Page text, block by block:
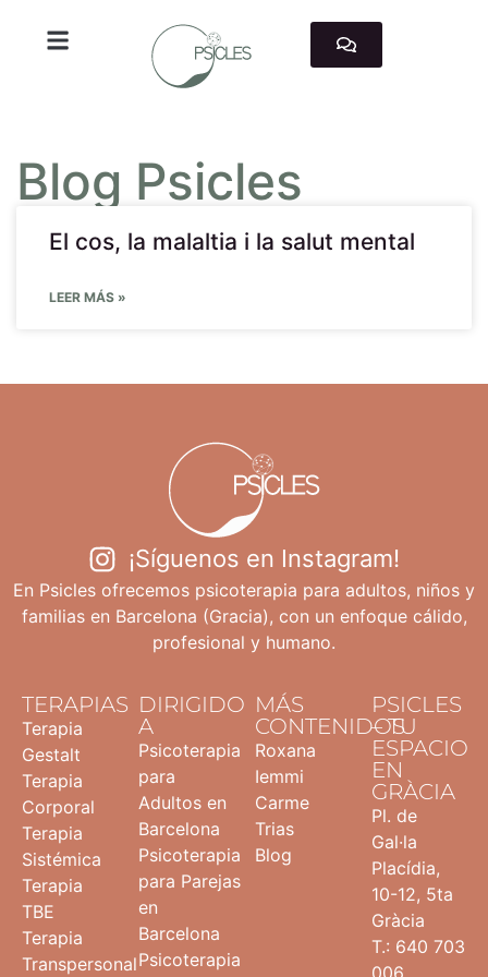
Blog Psicles
El cos, la malaltia i la salut mental
LEER MÁS »
¡Síguenos en Instagram!
En Psicles ofrecemos psicoterapia para adultos, niños y
familias en Barcelona (Gracia), con un enfoque cálido,
profesional y humano.
TERAPIAS
Terapia
Gestalt
Terapia
Corporal
Terapia
Sistémica
Terapia
TBE
Terapia
Transpersonal
DIRIGIDO
A
Psicoterapia
para
Adultos en
Barcelona
Psicoterapia
para Parejas
en
Barcelona
Psicoterapia
MÁS
CONTENIDOS
Roxana
Iemmi
Carme
Trias
Blog
PSICLES
– TU
ESPACIO
EN
GRÀCIA
Pl. de
Gal·la
Placídia,
10-12, 5ta
Gràcia
T.: 640 703
006